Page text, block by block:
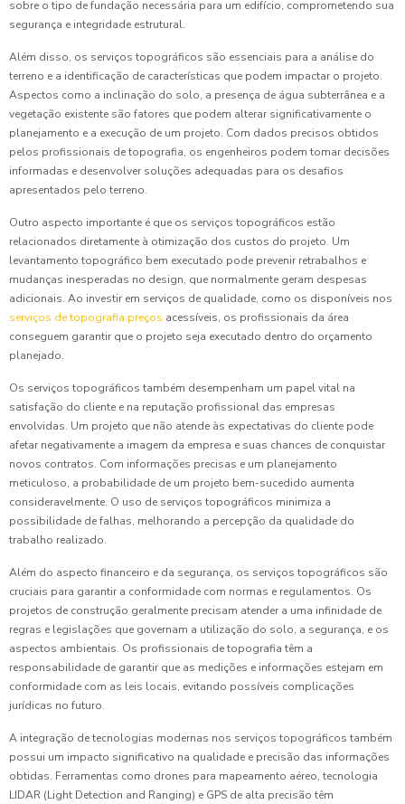
sobre o tipo de fundação necessária para um edifício, comprometendo sua
segurança e integridade estrutural.
Além disso, os serviços topográficos são essenciais para a análise do
terreno e a identificação de características que podem impactar o projeto.
Aspectos como a inclinação do solo, a presença de água subterrânea e a
vegetação existente são fatores que podem alterar significativamente o
planejamento e a execução de um projeto. Com dados precisos obtidos
pelos profissionais de topografia, os engenheiros podem tomar decisões
informadas e desenvolver soluções adequadas para os desafios
apresentados pelo terreno.
Outro aspecto importante é que os serviços topográficos estão
relacionados diretamente à otimização dos custos do projeto. Um
levantamento topográfico bem executado pode prevenir retrabalhos e
mudanças inesperadas no design, que normalmente geram despesas
adicionais. Ao investir em serviços de qualidade, como os disponíveis nos
serviços de topografia preços acessíveis, os profissionais da área
conseguem garantir que o projeto seja executado dentro do orçamento
planejado.
Os serviços topográficos também desempenham um papel vital na
satisfação do cliente e na reputação profissional das empresas
envolvidas. Um projeto que não atende às expectativas do cliente pode
afetar negativamente a imagem da empresa e suas chances de conquistar
novos contratos. Com informações precisas e um planejamento
meticuloso, a probabilidade de um projeto bem-sucedido aumenta
consideravelmente. O uso de serviços topográficos minimiza a
possibilidade de falhas, melhorando a percepção da qualidade do
trabalho realizado.
Além do aspecto financeiro e da segurança, os serviços topográficos são
cruciais para garantir a conformidade com normas e regulamentos. Os
projetos de construção geralmente precisam atender a uma infinidade de
regras e legislações que governam a utilização do solo, a segurança, e os
aspectos ambientais. Os profissionais de topografia têm a
responsabilidade de garantir que as medições e informações estejam em
conformidade com as leis locais, evitando possíveis complicações
jurídicas no futuro.
A integração de tecnologias modernas nos serviços topográficos também
possui um impacto significativo na qualidade e precisão das informações
obtidas. Ferramentas como drones para mapeamento aéreo, tecnologia
LIDAR (Light Detection and Ranging) e GPS de alta precisão têm